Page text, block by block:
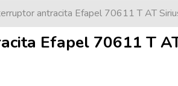
antracita Efapel 70611 T AT
Efapel 70611 T